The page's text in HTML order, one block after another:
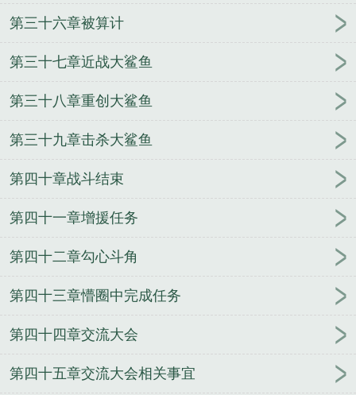
第三十六章被算计
第三十七章近战大鲨鱼
第三十八章重创大鲨鱼
第三十九章击杀大鲨鱼
第四十章战斗结束
第四十一章增援任务
第四十二章勾心斗角
第四十三章懵圈中完成任务
第四十四章交流大会
第四十五章交流大会相关事宜